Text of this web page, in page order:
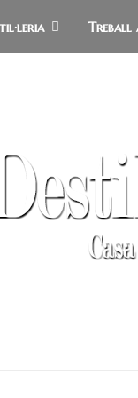
Treball